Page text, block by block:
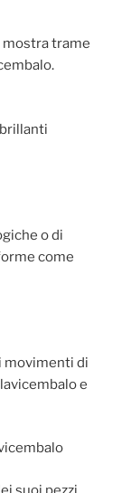
mostra trame
o di
come
movimenti di
e